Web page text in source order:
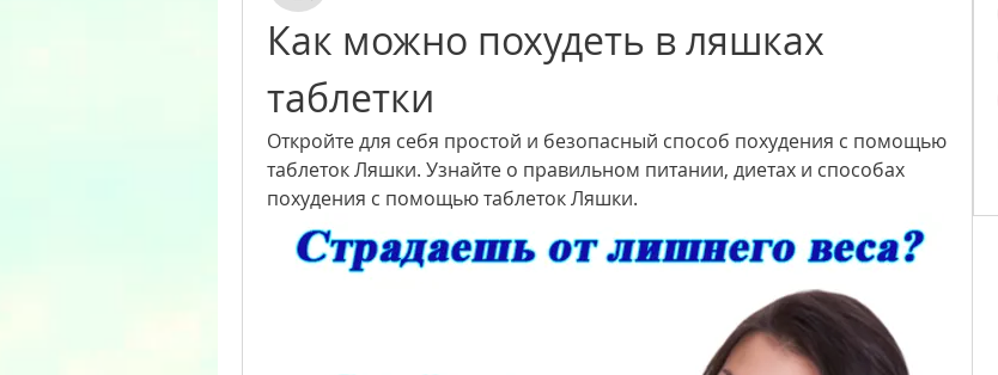
Как можно похудеть в ляшках
таблетки
Откройте для себя простой и безопасный способ похудения с помощью
таблеток Ляшки. Узнайте о правильном питании, диетах и способах
похудения с помощью таблеток Ляшки.